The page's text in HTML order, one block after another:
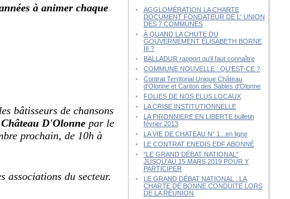
à animer chaque
bâtisseurs de chansons
D'Olonne par le
prochain, de 10h à
associations du secteur.
AGGLOMÉRATION LA CHARTE
DOCUMENT FONDATEUR DE L' UNION
DES 7 COMMUNES
À QUAND LA CHUTE DU
GOUVERNEMENT ÉLISABETH BORNE
III ?
BALLADUR rapport qu'il faut connaître
COMMUNE NOUVELLE : QU'EST-CE ?
Contrat Territorial Unique Château
d'Olonne et Canton des Sables d'Olonne
FOLIES DE NOS ELUS LOCAUX
LA CRISE INSTITUTIONNELLE
LA PIRONNIERE EN LIBERTE bulletin
février 2013
LA VIE DE CHATEAU N° 1...en ligne
LE CONTRAT ENEDIS EDF ABONNÉ
"LE GRAND DÉBAT NATIONAL"
JUSQU'AU 15 MARS 2019 POUR Y
PARTICIPER
LE GRAND DÉBAT NATIONAL : LA
CHARTE DE BONNE CONDUITE LORS
DE LA RÉUNION